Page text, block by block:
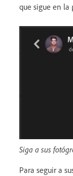
que sigue en la
Siga a sus
Para seguir a